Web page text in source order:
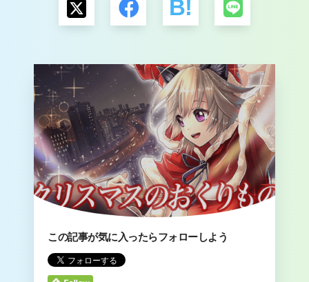
この記事が気に入ったらフォローしよう